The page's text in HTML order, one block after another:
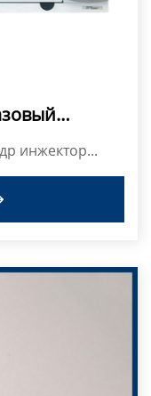
И Жидкой
Цилиндр инжектор...